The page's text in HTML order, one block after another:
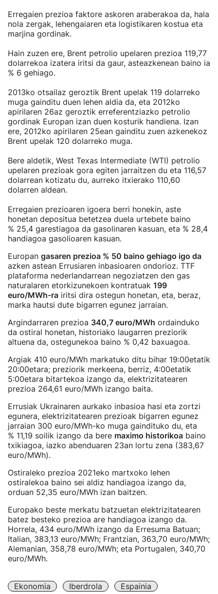
Erregaien prezioa faktore askoren araberakoa da, hala
nola zergak, lehengaiaren eta logistikaren kostua eta
marjina gordinak.
Hain zuzen ere, Brent petrolio upelaren prezioa 119,77
dolarrekoa izatera iritsi da gaur, asteazkenean baino ia
% 6 gehiago.
2013ko otsailaz geroztik Brent upelak 119 dolarreko
muga gainditu duen lehen aldia da, eta 2012ko
apirilaren 26az geroztik erreferentziazko petrolio
gordinak Europan izan duen kosturik handiena. Izan
ere, 2012ko apirilaren 25ean gainditu zuen azkenekoz
Brent upelak 120 dolarreko muga.
Bere aldetik, West Texas Intermediate (WTI) petrolio
upelaren prezioak gora egiten jarraitzen du eta 116,57
dolarrean kotizatu du, aurreko itxierako 110,60
dolarren aldean.
Erregaien prezioaren igoera berri honekin, aste
honetan depositua betetzea duela urtebete baino
% 25,4 garestiagoa da gasolinaren kasuan, eta % 28,4
handiagoa gasolioaren kasuan.
Europan gasaren prezioa % 50 baino gehiago igo da
azken astean Errusiaren inbasioaren ondorioz. TTF
plataforma nederlandarrean negoziatzen den gas
naturalaren etorkizunekoen kontratuak 199
euro/MWh-ra iritsi dira ostegun honetan, eta, beraz,
marka hautsi dute bigarren egunez jarraian.
Argindarraren prezioa 340,7 euro/MWh ordainduko
da ostiral honetan, historiako laugarren preziorik
altuena da, ostegunekoa baino % 0,42 baxuagoa.
Argiak 410 euro/MWh markatuko ditu bihar 19:00etatik
20:00etara; preziorik merkeena, berriz, 4:00etatik
5:00etara bitartekoa izango da, elektrizitatearen
prezioa 264,61 euro/MWh izango baita.
Errusiak Ukrainaren aurkako inbasioa hasi eta zortzi
egunera, elektrizitatearen prezioak bigarren egunez
jarraian 300 euro/MWh-ko muga gaindituko du, eta
% 11,19 soilik izango da bere maximo historikoa baino
txikiagoa, iazko abenduaren 23an lortu zena (383,67
euro/MWh).
Ostiraleko prezioa 2021eko martxoko lehen
ostiralekoa baino sei aldiz handiagoa izango da,
orduan 52,35 euro/MWh izan baitzen.
Europako beste merkatu batzuetan elektrizitatearen
batez besteko prezioa are handiagoa izango da.
Horrela, 434 euro/MWh izango da Erresuma Batuan;
Italian, 383,13 euro/MWh; Frantzian, 363,70 euro/MWh;
Alemanian, 358,78 euro/MWh; eta Portugalen, 340,70
euro/MWh.
Ekonomia Iberdrola Espainia